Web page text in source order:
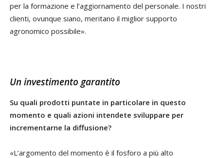
per la formazione e l’aggiornamento del personale. I nostri
clienti, ovunque siano, meritano il miglior supporto
agronomico possibile».
Un investimento garantito
Su quali prodotti puntate in particolare in questo
momento e quali azioni intendete sviluppare per
incrementarne la diffusione?
«L’argomento del momento è il fosforo a più alto